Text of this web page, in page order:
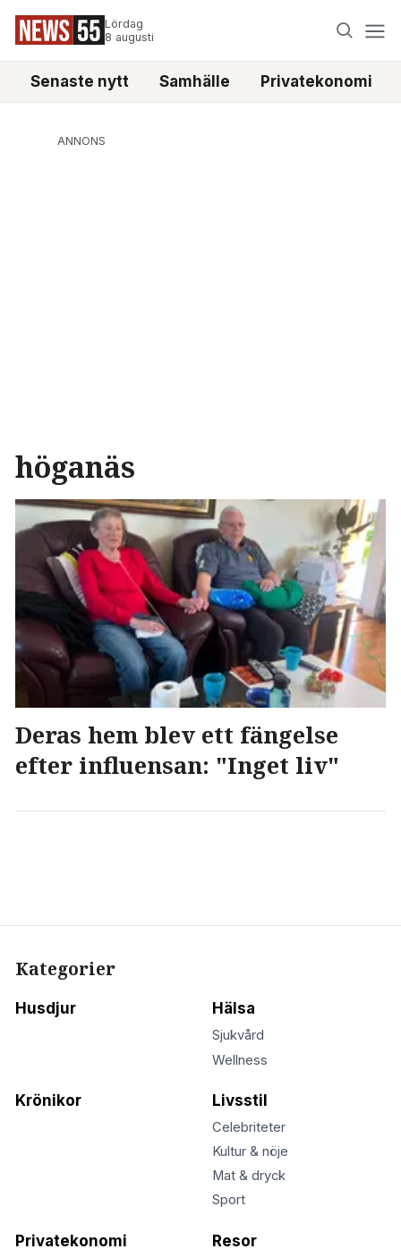
Lördag
8 augusti
Senaste nytt Samhälle Privatekonomi
ANNONS
höganäs
Deras hem blev ett fängelse
efter influensan: "Inget liv"
Kategorier
Husdjur Hälsa
Sjukvård
Wellness
Krönikor Livsstil
Celebriteter
Kultur & nöje
Mat & dryck
Sport
Privatekonomi Resor